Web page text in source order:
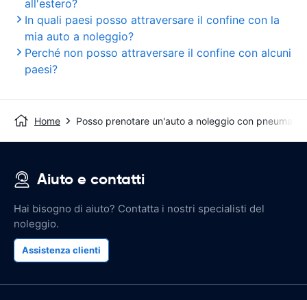
all'estero?
In quali paesi posso attraversare il confine con la
mia auto a noleggio?
Perché non posso attraversare il confine con alcuni
paesi?
Home Posso prenotare un'auto a noleggio con
Aiuto e contatti
Hai bisogno di aiuto? Contatta i nostri specialisti del
noleggio.
Assistenza clienti